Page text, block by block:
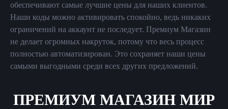
обеспечивают самые лучшие цены для наших клиентов.
Наши коды можно активировать спокойно, ведь никаких
ограничений на аккаунт не последует. Премиум Магазин
не делает огромных накруток, потому что весь процесс
полностью автоматизирован. Это сохраняет наши цены
самыми выгодными среди всех других предложений.
ПРЕМИУМ МАГАЗИН МИР